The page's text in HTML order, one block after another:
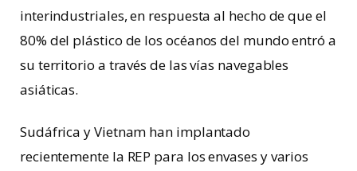
interindustriales, en respuesta al hecho de que el
80% del plástico de los océanos del mundo entró a
su territorio a través de las vías navegables
asiáticas.
Sudáfrica y Vietnam han implantado
recientemente la REP para los envases y varios